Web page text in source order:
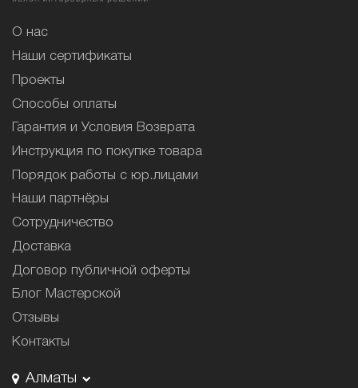
О нас
Наши сертификаты
Проекты
Способы оплаты
Гарантия и Условия Возврата
Инструкция по покупке товара
Порядок работы с юр.лицами
Наши партнёры
Сотрудничество
Доставка
Договор публичной оферты
Блог Мастерской
Отзывы
Контакты
Алматы